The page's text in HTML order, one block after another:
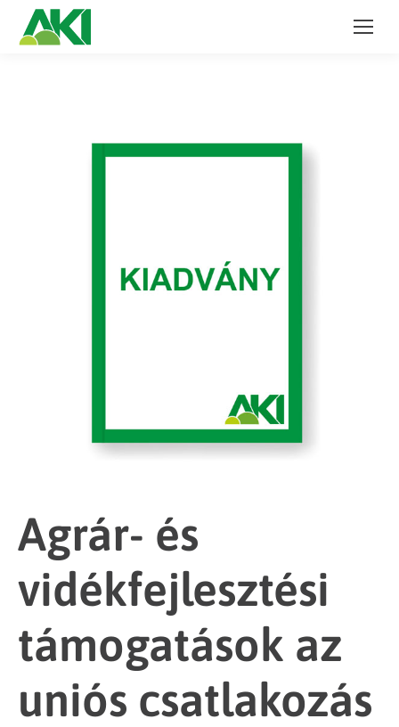
Agrár- és
vidékfejlesztési
támogatások az
uniós csatlakozás